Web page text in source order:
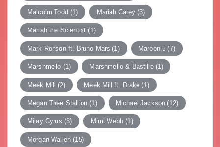
Malcolm Todd (1) Mariah Carey (3)
Mariah the Scientist (1)
Mark Ronson ft. Bruno Mars (1) Maroon 5 (7)
Marshmello (1) Marshmello & Bastille(1)
Meek Mill (2) Meek Mill ft. Drake (1)
Megan Thee Stallion (1) Michael Jackson (12)
Miley Cyrus (3) Mimi Webb (1)
Morgan Wallen (15)